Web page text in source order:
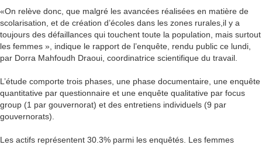
«On relève donc, que malgré les avancées réalisées en matière de
scolarisation, et de création d’écoles dans les zones rurales,il y a
toujours des défaillances qui touchent toute la population, mais surtout
les femmes », indique le rapport de l’enquête, rendu public ce lundi,
par Dorra Mahfoudh Draoui, coordinatrice scientifique du travail.
L’étude comporte trois phases, une phase documentaire, une enquête
quantitative par questionnaire et une enquête qualitative par focus
group (1 par gouvernorat) et des entretiens individuels (9 par
gouvernorats).
Les actifs représentent 30.3% parmi les enquêtés. Les femmes